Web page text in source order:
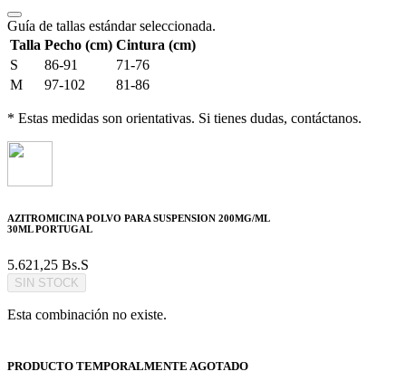
Guía de tallas estándar seleccionada.
Talla Pecho (cm) Cintura (cm)
S
86-91
71-76
M
97-102 81-86
* Estas medidas son orientativas. Si tienes dudas, contáctanos.
AZITROMICINA POLVO PARA SUSPENSION 200MG/ML
30ML PORTUGAL
5.621,25 Bs.S
SIN STOCK
Esta combinación no existe.
PRODUCTO TEMPORALMENTE AGOTADO